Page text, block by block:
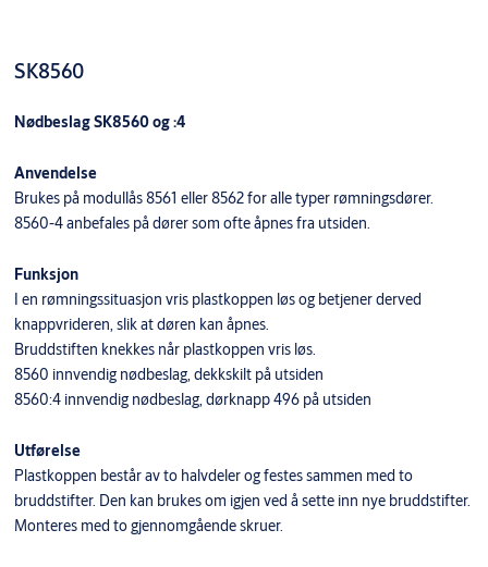
SK8560
Nødbeslag SK8560 og :4
Anvendelse
Brukes på modullås 8561 eller 8562 for alle typer rømningsdører.
8560-4 anbefales på dører som ofte åpnes fra utsiden.
Funksjon
I en rømningssituasjon vris plastkoppen løs og betjener derved
knappvrideren, slik at døren kan åpnes.
Bruddstiften knekkes når plastkoppen vris løs.
8560 innvendig nødbeslag, dekkskilt på utsiden
8560:4 innvendig nødbeslag, dørknapp 496 på utsiden
Utførelse
Plastkoppen består av to halvdeler og festes sammen med to
bruddstifter. Den kan brukes om igjen ved å sette inn nye bruddstifter.
Monteres med to gjennomgående skruer.